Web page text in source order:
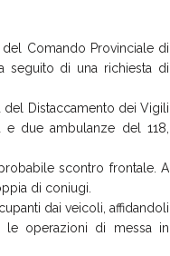
Comando Provinciale di
seguito di una richiesta di
del Distaccamento dei Vigili
due ambulanze del 118,
scontro frontale. A
di coniugi.
dai veicoli, affidandoli
le operazioni di messa in